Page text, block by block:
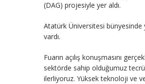
(DAG) projesiyle yer aldı.
Atatürk Üniversitesi bünyesinde
vardı.
Fuarın açılış konuşmasını
sektörde sahip olduğumuz
ilerliyoruz. Yüksek teknoloji ve